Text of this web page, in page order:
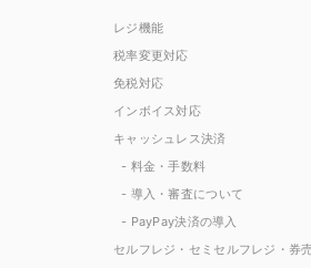
レジ機能
税率変更対応
免税対応
インボイス対応
キャッシュレス決済
- 料金・手数料
- 導入・審査について
- PayPay決済の導入
セルフレジ・セミセルフレジ・券